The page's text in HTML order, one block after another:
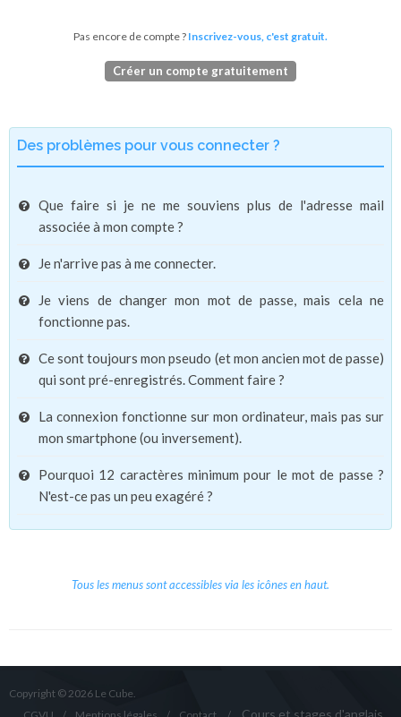
Pas encore de compte ? Inscrivez-vous, c'est gratuit.
Créer un compte gratuitement
Des problèmes pour vous connecter ?
Que faire si je ne me souviens plus de l'adresse mail
associée à mon compte ?
Je n'arrive pas à me connecter.
Je viens de changer mon mot de passe, mais cela ne
fonctionne pas.
Ce sont toujours mon pseudo (et mon ancien mot de passe)
qui sont pré-enregistrés. Comment faire ?
La connexion fonctionne sur mon ordinateur, mais pas sur
mon smartphone (ou inversement).
Pourquoi 12 caractères minimum pour le mot de passe ?
N'est-ce pas un peu exagéré ?
Tous les menus sont accessibles via les icônes en haut.
Copyright © 2026 Le Cube.
Cours et stages d'anglais